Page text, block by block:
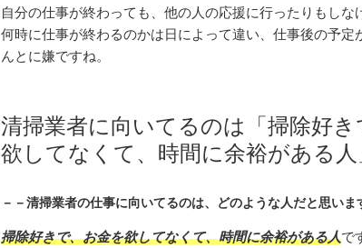
自分の仕事が終わっても、他の人の応援に行ったりもしな
何時に仕事が終わるのかは日によって違い、仕事後の予定
んとに嫌ですね。
清掃業者に向いてるのは「掃除好き
欲してなくて、時間に余裕がある人
－－清掃業者の仕事に向いてるのは、どのような人だと思いま
掃除好きで、お金を欲してなくて、時間に余裕がある人で